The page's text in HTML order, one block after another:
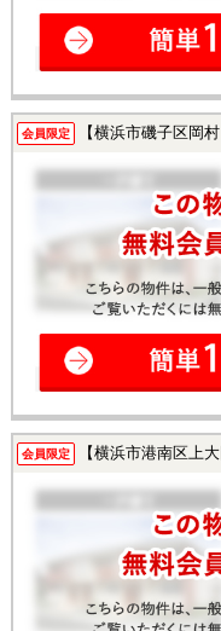
会員限定 【横浜市磯子区岡
会員限定 【横浜市港南区上